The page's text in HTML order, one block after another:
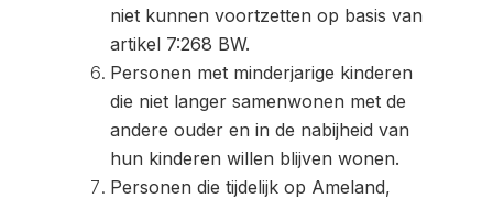
niet kunnen voortzetten op basis van
artikel 7:268 BW.
Personen met minderjarige kinderen
die niet langer samenwonen met de
andere ouder en in de nabijheid van
hun kinderen willen blijven wonen.
Personen die tijdelijk op Ameland,